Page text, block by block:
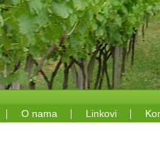
O nama Linkovi